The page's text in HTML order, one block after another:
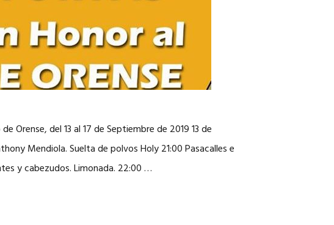
Orense, del 13 al 17 de Septiembre de 2019 13 de
Mendiola. Suelta de polvos Holy 21:00 Pasacalles e
y cabezudos. Limonada. 22:00 …